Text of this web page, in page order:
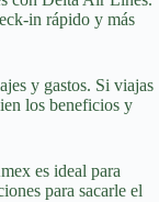
in rápido y más
y gastos. Si viajas
los beneficios y
es ideal para
para sacarle el